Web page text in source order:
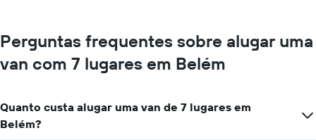
gráfico
tem
1
exibindo
o
Perguntas frequentes sobre alugar uma
van com 7 lugares em Belém
Quanto custa alugar uma van de 7 lugares em
Belém?